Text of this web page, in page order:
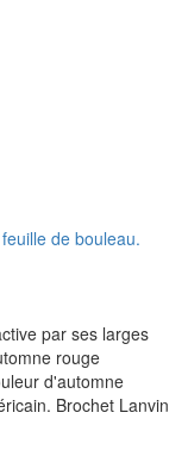
par ses larges
rouge
d'automne
Brochet Lanvin